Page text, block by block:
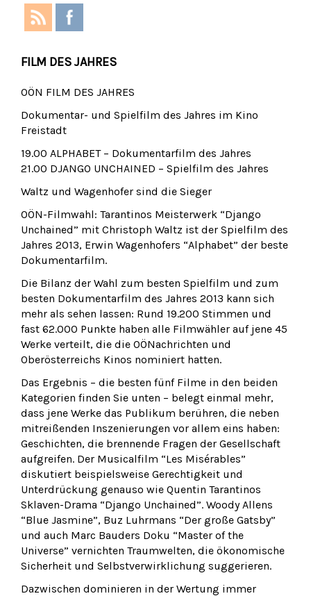
FILM DES JAHRES
OÖN FILM DES JAHRES
Dokumentar- und Spielfilm des Jahres im Kino
Freistadt
19.00 ALPHABET – Dokumentarfilm des Jahres
21.00 DJANGO UNCHAINED – Spielfilm des Jahres
Waltz und Wagenhofer sind die Sieger
OÖN-Filmwahl: Tarantinos Meisterwerk “Django
Unchained” mit Christoph Waltz ist der Spielfilm des
Jahres 2013, Erwin Wagenhofers “Alphabet” der beste
Dokumentarfilm.
Die Bilanz der Wahl zum besten Spielfilm und zum
besten Dokumentarfilm des Jahres 2013 kann sich
mehr als sehen lassen: Rund 19.200 Stimmen und
fast 62.000 Punkte haben alle Filmwähler auf jene 45
Werke verteilt, die die OÖNachrichten und
Oberösterreichs Kinos nominiert hatten.
Das Ergebnis – die besten fünf Filme in den beiden
Kategorien finden Sie unten – belegt einmal mehr,
dass jene Werke das Publikum berühren, die neben
mitreißenden Inszenierungen vor allem eins haben:
Geschichten, die brennende Fragen der Gesellschaft
aufgreifen. Der Musicalfilm “Les Misérables”
diskutiert beispielsweise Gerechtigkeit und
Unterdrückung genauso wie Quentin Tarantinos
Sklaven-Drama “Django Unchained”. Woody Allens
“Blue Jasmine”, Buz Luhrmans “Der große Gatsby”
und auch Marc Bauders Doku “Master of the
Universe” vernichten Traumwelten, die ökonomische
Sicherheit und Selbstverwirklichung suggerieren.
Dazwischen dominieren in der Wertung immer